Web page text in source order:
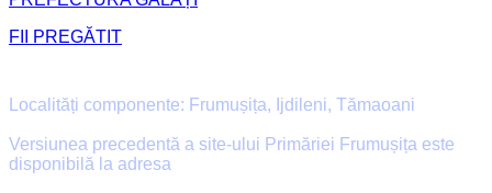
FII PREGĂTIT
Localități componente: Frumușița, Ijdileni, Tămaoani
Versiunea precedentă a site-ului Primăriei Frumușița este
disponibilă la adresa